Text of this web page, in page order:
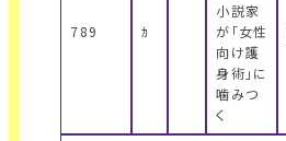
789 ｶ
小説家
が「女性
向け護
身術」に
噛みつ
く